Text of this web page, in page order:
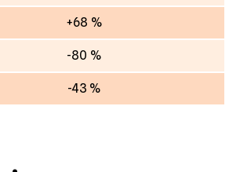
+68 %
-80 %
-43 %